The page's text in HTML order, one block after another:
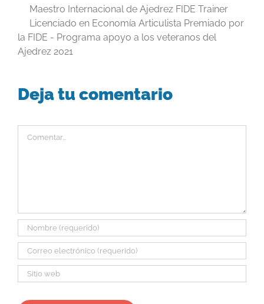
Maestro Internacional de Ajedrez FIDE Trainer
Licenciado en Economía Articulista Premiado por
la FIDE - Programa apoyo a los veteranos del
Ajedrez 2021
Deja tu comentario